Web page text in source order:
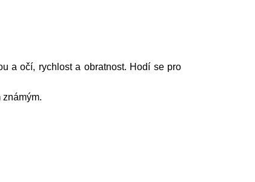
a očí, rychlost a obratnost. Hodí se pro